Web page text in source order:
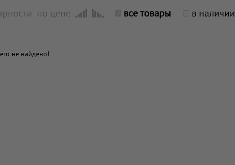
по цене все товары в наличии
не найдено!